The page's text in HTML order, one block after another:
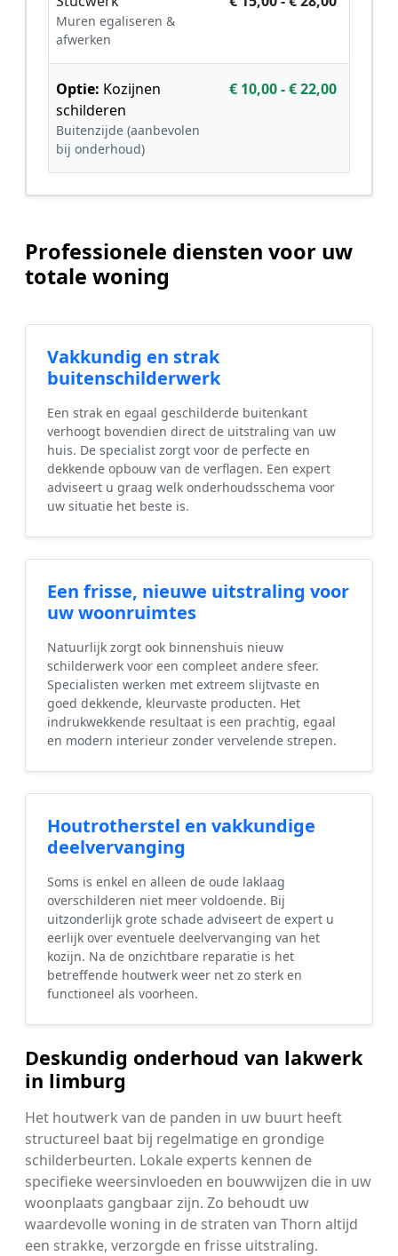
Muren egaliseren &
afwerken
Optie: Kozijnen
schilderen
Buitenzijde (aanbevolen
bij onderhoud)
€ 10,00 - € 22,00
Professionele diensten voor uw
totale woning
Vakkundig en strak
buitenschilderwerk
Een strak en egaal geschilderde buitenkant
verhoogt bovendien direct de uitstraling van uw
huis. De specialist zorgt voor de perfecte en
dekkende opbouw van de verflagen. Een expert
adviseert u graag welk onderhoudsschema voor
uw situatie het beste is.
Een frisse, nieuwe uitstraling voor
uw woonruimtes
Natuurlijk zorgt ook binnenshuis nieuw
schilderwerk voor een compleet andere sfeer.
Specialisten werken met extreem slijtvaste en
goed dekkende, kleurvaste producten. Het
indrukwekkende resultaat is een prachtig, egaal
en modern interieur zonder vervelende strepen.
Houtrotherstel en vakkundige
deelvervanging
Soms is enkel en alleen de oude laklaag
overschilderen niet meer voldoende. Bij
uitzonderlijk grote schade adviseert de expert u
eerlijk over eventuele deelvervanging van het
kozijn. Na de onzichtbare reparatie is het
betreffende houtwerk weer net zo sterk en
functioneel als voorheen.
Deskundig onderhoud van lakwerk
in limburg
Het houtwerk van de panden in uw buurt heeft
structureel baat bij regelmatige en grondige
schilderbeurten. Lokale experts kennen de
specifieke weersinvloeden en bouwwijzen die in uw
woonplaats gangbaar zijn. Zo behoudt uw
waardevolle woning in de straten van Thorn altijd
een strakke, verzorgde en frisse uitstraling.